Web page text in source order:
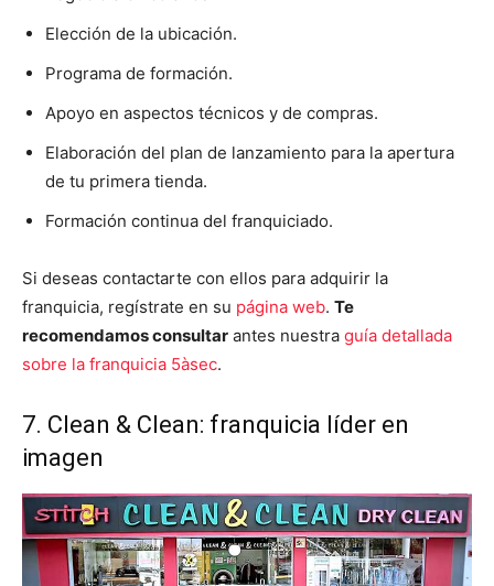
Elección de la ubicación.
Programa de formación.
Apoyo en aspectos técnicos y de compras.
Elaboración del plan de lanzamiento para la apertura
de tu primera tienda.
Formación continua del franquiciado.
Si deseas contactarte con ellos para adquirir la
franquicia, regístrate en su página web. Te
recomendamos consultar antes nuestra guía detallada
sobre la franquicia 5àsec.
7. Clean & Clean: franquicia líder en
imagen